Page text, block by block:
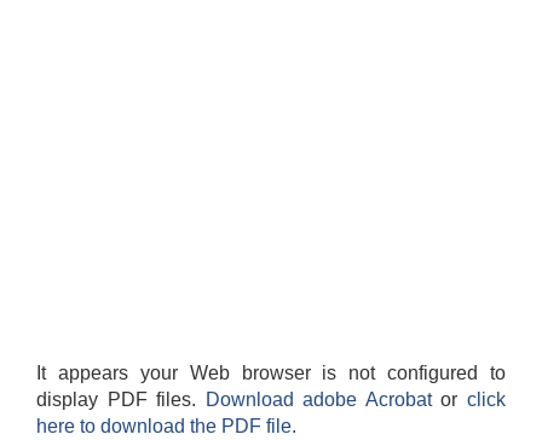
It appears your Web browser is not configured to
display PDF files.
Download adobe Acrobatorclick
here to download the PDF file.